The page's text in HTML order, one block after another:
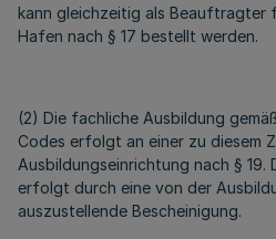
kann gleichzeitig als Beauftragter
Hafen nach § 17 bestellt werden.
(2) Die fachliche Ausbildung
Codes erfolgt an einer zu diesem
Ausbildungseinrichtung nach § 19.
erfolgt durch eine von der
auszustellende Bescheinigung.